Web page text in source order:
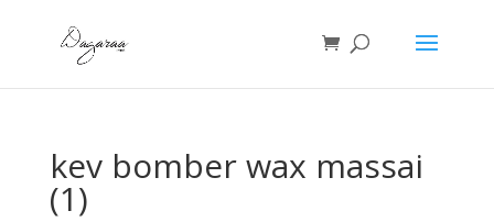
kev bomber wax massai
(1)